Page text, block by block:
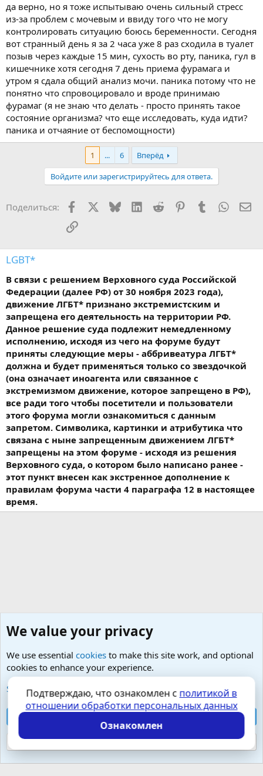
да верно, но я тоже испытываю очень сильный стресс
из-за проблем с мочевым и ввиду того что не могу
контролировать ситуацию боюсь беременности. Сегодня
вот странный день я за 2 часа уже 8 раз сходила в туалет
позыв через каждые 15 мин, сухость во рту, паника, гул в
кишечнике хотя сегодня 7 день приема фурамага и
утром я сдала общий анализ мочи. паника потому что не
понятно что спровоцировало и вроде принимаю
фурамаг (я не знаю что делать - просто принять такое
состояние организма? что еще исследовать, куда идти?
паника и отчаяние от беспомощности)
1 ... 6
Вперёд
Войдите или зарегистрируйтесь для ответа.
Поделиться: Facebook BlueskyLinkedIn
Reddit PinterestTumblr
Ссылка
LGBT*
В связи с решением Верховного суда Российской
Федерации (далее РФ) от 30 ноября 2023 года),
движение ЛГБТ* признано экстремистским и
запрещена его деятельность на территории РФ.
Данное решение суда подлежит немедленному
исполнению, исходя из чего на форуме будут
приняты следующие меры - аббривеатура ЛГБТ*
должна и будет применяться только со звездочкой
(она означает иноагента или связанное с
экстремизмом движение, которое запрещено в РФ),
все ради того чтобы посетители и пользователи
этого форума могли ознакомиться с данным
запретом. Символика, картинки и атрибутика что
связана с ныне запрещенным движением ЛГБТ*
запрещены на этом форуме - исходя из решения
Верховного суда, о котором было написано ранее -
этот пункт внесен как экстренное дополнение к
правилам форума части 4 параграфа 12 в настоящее
время.
Любые вопросы от Гостей - анонимно
Cookies
Russian (RU)
Условия и правила
Политика конфиденциальности
Помощь
S
S
Локализация отXenForo.Info
We value your privacy
We use essential cookies to make this site work, and optional
cookies to enhance your experience.
See further information and configure your preferences
Reject optional cookies
Подтверждаю, что ознакомлен с политикой в
отношении обработки персональных данных
Ознакомлен